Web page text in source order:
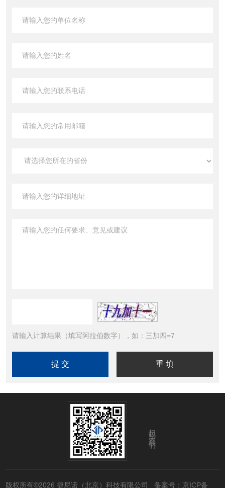
请输入计算结果（填写阿拉伯数字），如：三加四=7
扫码关注我们
版权所有©2026 捷尼诺（北京）科技有限公司 备案号：京ICP备